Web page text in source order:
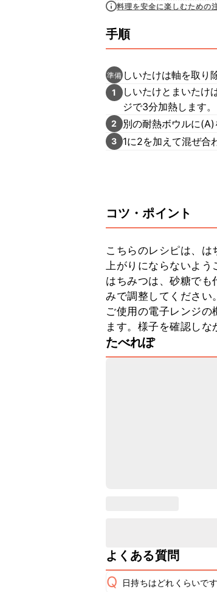
料理を安全に楽しむための
手順
準備 しいたけは軸を取り
1
しいたけとまいたけ
ジで3分加熱します。
2 別の耐熱ボウルに
3 1に2を加えて混ぜ合
コツ・ポイント
こちらのレシピは、
上がりにならないよう
はちみつは、砂糖でも
みで調整してください。
ご使用の電子レンジ
ます。様子を確認しな
たべれぽ
よくある質問
Q 日持ちはどれくらいで